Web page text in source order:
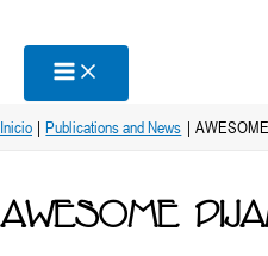
contenido
Inicio Publications and News
AWESOME